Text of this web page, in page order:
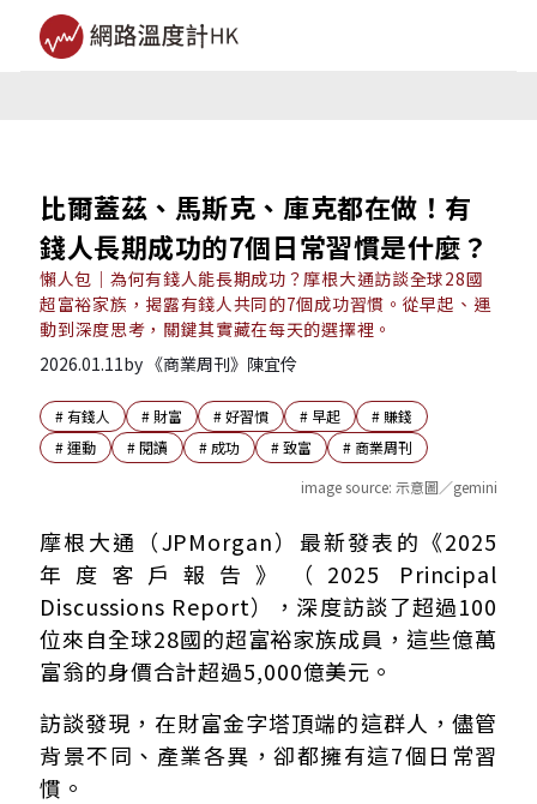
比爾蓋茲、馬斯克、庫克都在做！有
錢人長期成功的7個日常習慣是什麼？
懶人包｜為何有錢人能長期成功？摩根大通訪談全球28國
超富裕家族，揭露有錢人共同的7個成功習慣。從早起、運
動到深度思考，關鍵其實藏在每天的選擇裡。
2026.01.11by 《商業周刊》陳宜伶
# 有錢人 # 財富 #好習慣 # 早起 # 賺錢
#運動 #閱讀 # 成功 #致富 # 商業周刊
image source: 示意圖／gemini
1、早起
2、持之以恆
3、運動
4、大量閱讀
5、優先處理重要事項
6、設定具體可行的目標
7、深度思考
摩根大通（JPMorgan）最新發表的《2025
年度客戶報告》（2025 Principal
Discussions Report），深度訪談了超過100
位來自全球28國的超富裕家族成員，這些億萬
富翁的身價合計超過5,000億美元。
訪談發現，在財富金字塔頂端的這群人，儘管
背景不同、產業各異，卻都擁有這7個日常習
慣。